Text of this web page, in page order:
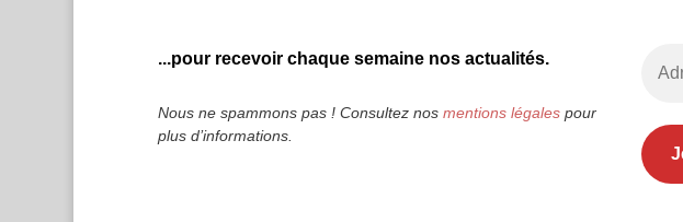
...pour recevoir chaque semaine nos actualités.
Nous ne spammons pas ! Consultez nos mentions légalespour
plus d’informations.